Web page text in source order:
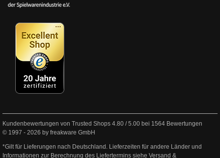
Kundenbewertungen von Trusted Shops 4.80 /5.00 bei 1564 Bewertungen
© 1997 - 2026 by freakware GmbH
*Gilt für Lieferungen nach Deutschland. Lieferzeiten für andere Länder und
Informationen zur Berechnung des Liefertermins siehe Versand &